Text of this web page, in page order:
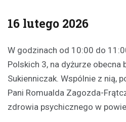
16 lutego 2026
W godzinach od 10:00 do
Polskich 3, na dyżurze obecna
Sukienniczak. Wspólnie z nią,
Pani Romualda Zagozda-
zdrowia psychicznego w